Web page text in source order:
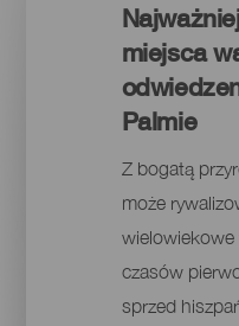
miejsca
Palmie
Z bogatą
może
wielowiekowe
czasów
sprzed